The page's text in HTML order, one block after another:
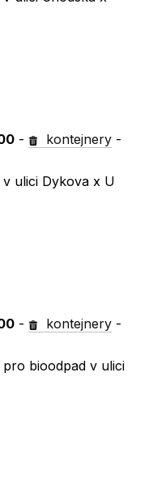
- kontejnery -
ulici Dykova x U
- kontejnery -
bioodpad v ulici